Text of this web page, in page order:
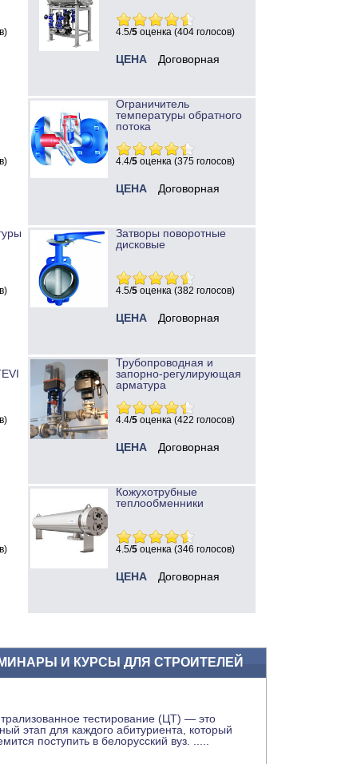
4.5/5 оценка (404 голосов)
ЦЕНА Договорная
Ограничитель
температуры обратного
потока
4.4/5 оценка (375 голосов)
ЦЕНА Договорная
Затворы поворотные
дисковые
4.5/5 оценка (382 голосов)
ЦЕНА Договорная
Трубопроводная и
запорно-регулирующая
арматура
4.4/5 оценка (422 голосов)
ЦЕНА Договорная
Кожухотрубные
теплообменники
4.5/5 оценка (346 голосов)
ЦЕНА Договорная
И КУРСЫ ДЛЯ СТРОИТЕЛЕЙ
тестирование (ЦТ) — это
этап для каждого абитуриента, который
поступить в белорусский вуз.